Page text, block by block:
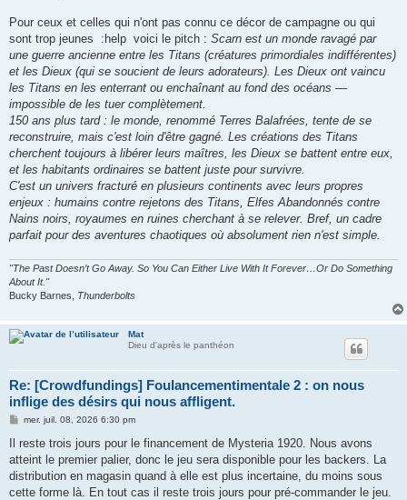
Pour ceux et celles qui n'ont pas connu ce décor de campagne ou qui
sont trop jeunes :help voici le pitch : Scarn est un monde ravagé par
une guerre ancienne entre les Titans (créatures primordiales indifférentes)
et les Dieux (qui se soucient de leurs adorateurs). Les Dieux ont vaincu
les Titans en les enterrant ou enchaînant au fond des océans —
impossible de les tuer complètement.
150 ans plus tard : le monde, renommé Terres Balafrées, tente de se
reconstruire, mais c'est loin d'être gagné. Les créations des Titans
cherchent toujours à libérer leurs maîtres, les Dieux se battent entre eux,
et les habitants ordinaires se battent juste pour survivre.
C'est un univers fracturé en plusieurs continents avec leurs propres
enjeux : humains contre rejetons des Titans, Elfes Abandonnés contre
Nains noirs, royaumes en ruines cherchant à se relever. Bref, un cadre
parfait pour des aventures chaotiques où absolument rien n'est simple.
"The Past Doesn’t Go Away. So You Can Either Live With It Forever…Or Do Something
About It."
Bucky Barnes, Thunderbolts
Mat
Dieu d'après le panthéon
Re: [Crowdfundings] Foulancementimentale 2 : on nous
inflige des désirs qui nous affligent.
M
s
a
g
mer. juil. 08, 2026 6:30 pm
Il reste trois jours pour le financement de Mysteria 1920. Nous avons
atteint le premier palier, donc le jeu sera disponible pour les backers. La
distribution en magasin quand à elle est plus incertaine, du moins sous
cette forme là. En tout cas il reste trois jours pour pré-commander le jeu.